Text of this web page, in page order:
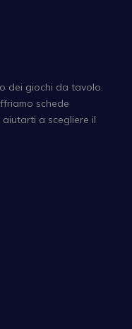
dei giochi da tavolo.
schede
a scegliere il